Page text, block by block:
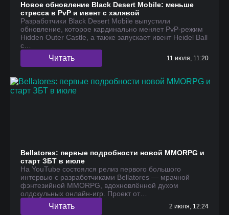
Новое обновление Black Desert Mobile: меньше
стресса в PvP и ивент с халявой
Разработчики Black Desert Mobile выпустили
обновление, которое кардинально меняет PvP-режим
Hidden Outer Castle, а также запускает ивент Heidel Ball
с…
Читать 11 июля, 11:20
Bellatores: первые подробности новой MMORPG и
старт ЗБТ в июле
На YouTube состоялся релиз первого большого
интервью с разработчиками Bellatores — мрачной
фэнтезийной MMORPG, вдохновлённой духом
олдскульных онлайн-игр. Проект от…
Читать 2 июля, 12:24